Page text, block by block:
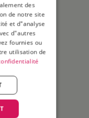
des
de notre site
et d"analyse
d"autres
fournies ou
utilisation de